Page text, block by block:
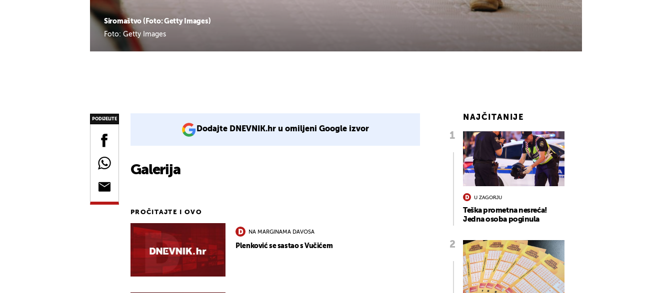
Siromaštvo (Foto: Getty Images)
Foto: Getty Images
PODIJELITE
Dodajte DNEVNIK.hr u omiljeni Google izvor
Galerija
PROČITAJTE I OVO
NA MARGINAMA DAVOSA
Plenković se sastao s Vučićem
NAJČITANIJE
U ZAGORJU
Teška prometna nesreća!
Jedna osoba poginula